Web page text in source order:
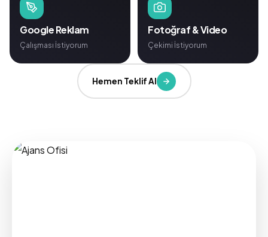
Google Reklam
Çalışması İstiyorum
Fotoğraf & Video
Çekimi İstiyorum
Hemen Teklif Al